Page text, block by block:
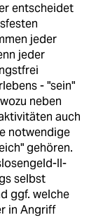
entscheidet
jeder
jeder
- "sein"
neben
auch
notwendige
gehören.
II-
selbst
ggf. welche
in Angriff